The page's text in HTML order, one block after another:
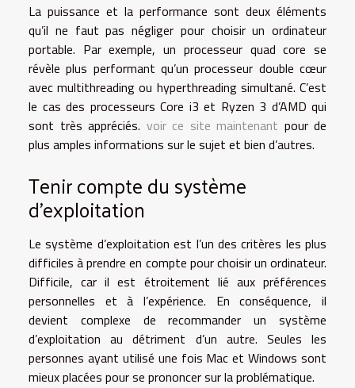
La puissance et la performance sont deux éléments
qu’il ne faut pas négliger pour choisir un ordinateur
portable. Par exemple, un processeur quad core se
révèle plus performant qu’un processeur double cœur
avec multithreading ou hyperthreading simultané. C’est
le cas des processeurs Core i3 et Ryzen 3 d’AMD qui
sont très appréciés. voir ce site maintenant pour de
plus amples informations sur le sujet et bien d’autres.
Tenir compte du système
d’exploitation
Le système d’exploitation est l’un des critères les plus
difficiles à prendre en compte pour choisir un ordinateur.
Difficile, car il est étroitement lié aux préférences
personnelles et à l’expérience. En conséquence, il
devient complexe de recommander un système
d’exploitation au détriment d’un autre. Seules les
personnes ayant utilisé une fois Mac et Windows sont
mieux placées pour se prononcer sur la problématique.